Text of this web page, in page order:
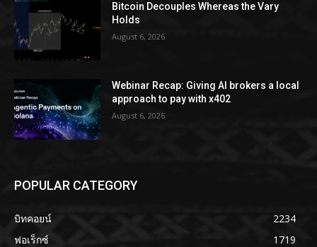
Bitcoin Decouples Whereas the Vary
Holds
August 6, 2026
Webinar Recap: Giving AI brokers a local
approach to pay with x402
August 6, 2026
POPULAR CATEGORY
บิทคอยน์
2234
ฟอเร็กซ์
1719